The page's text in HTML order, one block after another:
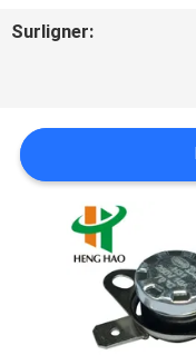
CONTACT
TOUS
SITEMAP
Surligner: